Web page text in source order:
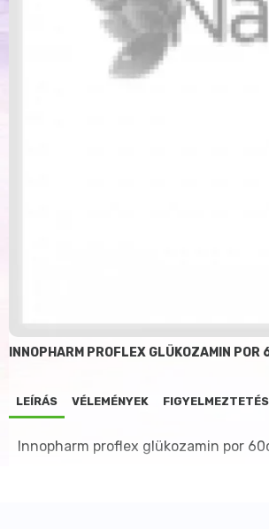
INNOPHARM PROFLEX GLÜKOZAMIN
LEÍRÁS VÉLEMÉNYEK
Innopharm proflex glükozamin por